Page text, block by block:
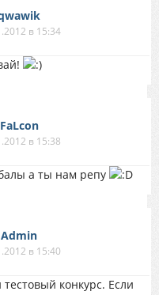
в 15:34
FaLcon
в 15:38
а ты нам репу
Аdmin
в 15:40
конкурс. Если